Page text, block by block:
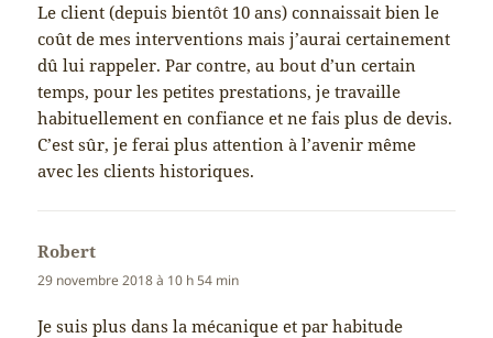
Le client (depuis bientôt 10 ans) connaissait bien le
coût de mes interventions mais j’aurai certainement
dû lui rappeler. Par contre, au bout d’un certain
temps, pour les petites prestations, je travaille
habituellement en confiance et ne fais plus de devis.
C’est sûr, je ferai plus attention à l’avenir même
avec les clients historiques.
Robert
29 novembre 2018 à 10 h 54 min
Je suis plus dans la mécanique et par habitude